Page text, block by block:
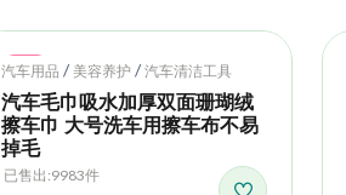
Hot
汽车用品 / 美容养护 / 汽车清洁工具
汽车毛巾吸水加厚双面珊瑚绒
擦车巾 大号洗车用擦车布不易
掉毛
已售出:9983件